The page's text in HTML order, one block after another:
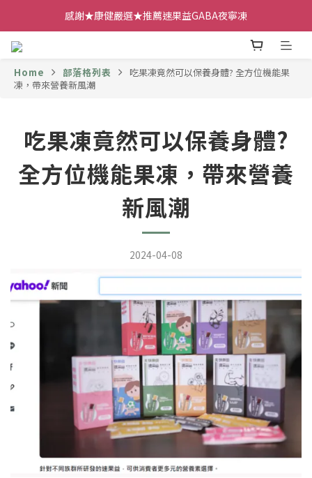
感謝★康健嚴選★推薦速果益GABA夜寧凍
Home 部落格列表
吃果凍竟然可以保養身體? 全方位機能果
凍，帶來營養新風潮
吃果凍竟然可以保養身體?
全方位機能果凍，帶來營養
新風潮
2024-04-08